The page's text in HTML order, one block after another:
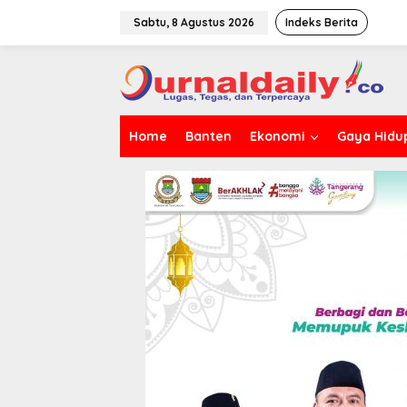
Sabtu, 8 Agustus 2026 Indeks Berita
Home Banten Ekonomi Gaya